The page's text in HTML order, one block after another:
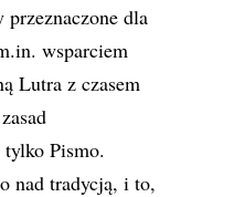
dla
wsparciem
Lutra z czasem
Pismo.
nad tradycją, i to,